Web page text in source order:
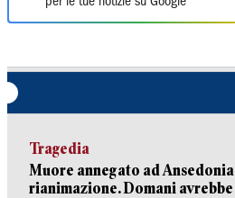
Tragedia
Muore annegato ad
rianimazione. Domani